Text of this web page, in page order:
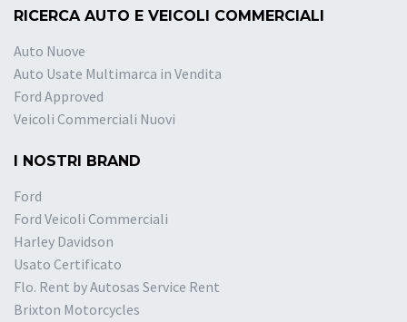
RICERCA AUTO E VEICOLI COMMERCIALI
Auto Nuove
Auto Usate Multimarca in Vendita
Ford Approved
Veicoli Commerciali Nuovi
I NOSTRI BRAND
Ford
Ford Veicoli Commerciali
Harley Davidson
Usato Certificato
Flo. Rent by Autosas Service Rent
Brixton Motorcycles